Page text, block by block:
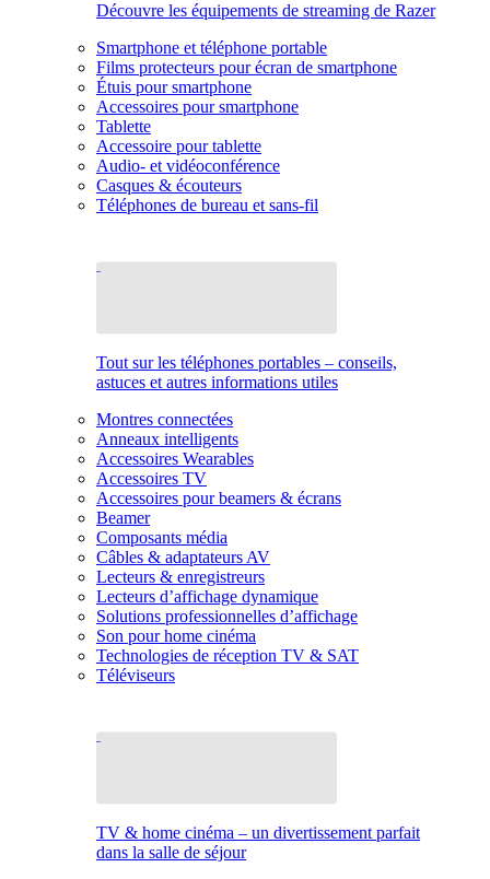
Découvre les équipements de streaming de Razer
Smartphone et téléphone portable
Films protecteurs pour écran de smartphone
Étuis pour smartphone
Accessoires pour smartphone
Tablette
Accessoire pour tablette
Audio- et vidéoconférence
Casques & écouteurs
Téléphones de bureau et sans-fil
Tout sur les téléphones portables – conseils,
astuces et autres informations utiles
Montres connectées
Anneaux intelligents
Accessoires Wearables
Accessoires TV
Accessoires pour beamers & écrans
Beamer
Composants média
Câbles & adaptateurs AV
Lecteurs & enregistreurs
Lecteurs d’affichage dynamique
Solutions professionnelles d’affichage
Son pour home cinéma
Technologies de réception TV & SAT
Téléviseurs
TV & home cinéma – un divertissement parfait
dans la salle de séjour